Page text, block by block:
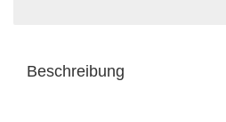
Beschreibung